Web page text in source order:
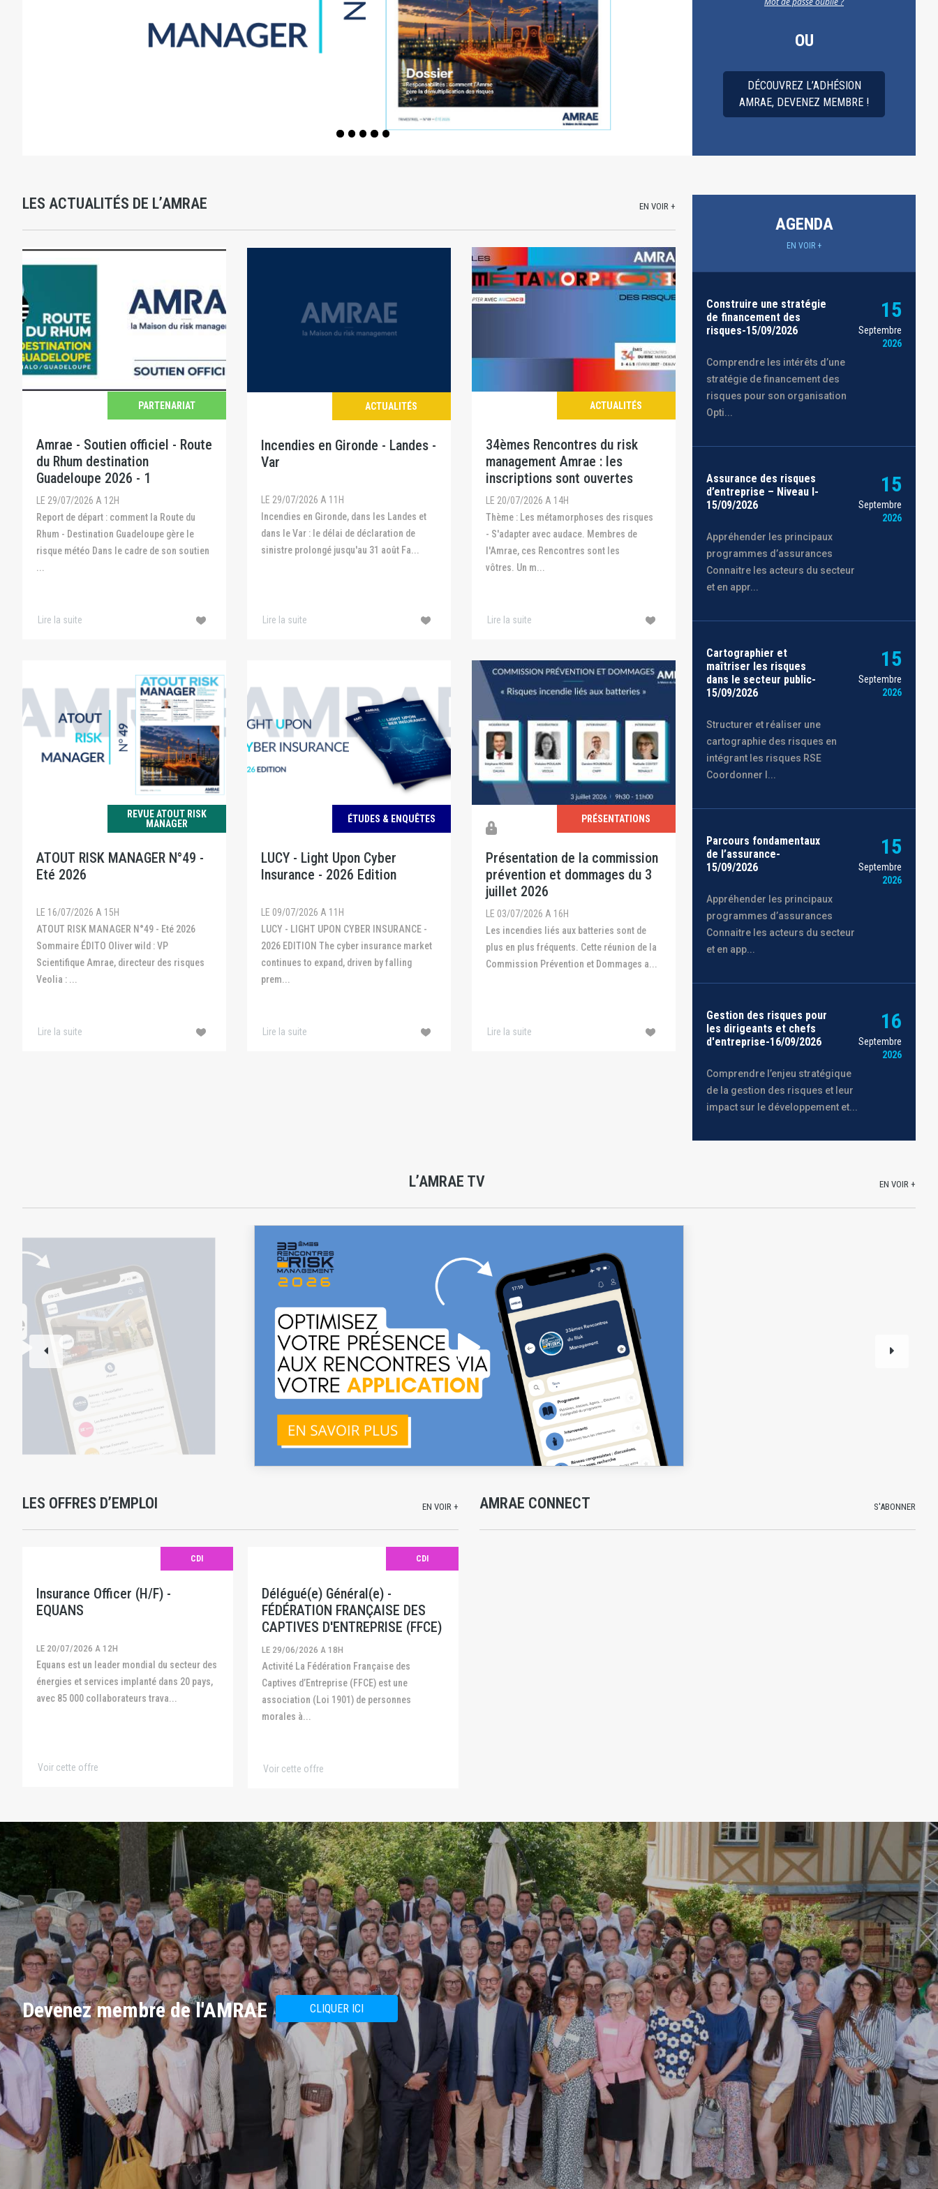
OU
DÉCOUVREZ L’ADHÉSION
AMRAE, DEVENEZ MEMBRE !
LES ACTUALITÉS DE L’AMRAE EN VOIR +
PARTENARIAT
Amrae - Soutien officiel - Route
du Rhum destination
Guadeloupe 2026 - 1
LE 29/07/2026 A 12H
Report de départ : comment la Route du
Rhum - Destination Guadeloupe gère le
risque météo Dans le cadre de son soutien
...
Lire la suite
ACTUALITÉS
Incendies en Gironde - Landes -
Var
LE 29/07/2026 A 11H
dans le Var : le délai de déclaration de
sinistre prolongé jusqu'au 31 août Fa...
Lire la suite
ACTUALITÉS
34èmes Rencontres du risk
management Amrae : les
inscriptions sont ouvertes
LE 20/07/2026 A 14H
Thème : Les métamorphoses des risques
- S'adapter avec audace. Membres de
l'Amrae, ces Rencontres sont les
vôtres. Un m...
Lire la suite
REVUE ATOUT RISK
MANAGER
ATOUT RISK MANAGER N°49 -
Eté 2026
LE 16/07/2026 A 15H
ATOUT RISK MANAGER N°49 - Eté 2026
Sommaire ÉDITO Oliver wild : VP
Scientifique Amrae, directeur des risques
Veolia : ...
Lire la suite
ÉTUDES & ENQUÊTES
LUCY - Light Upon Cyber
Insurance - 2026 Edition
LE 09/07/2026 A 11H
LUCY - LIGHT UPON CYBER INSURANCE -
2026 EDITION The cyber insurance market
continues to expand, driven by falling
prem...
Lire la suite
PRÉSENTATIONS
Présentation de la commission
prévention et dommages du 3
juillet 2026
LE 03/07/2026 A 16H
Les incendies liés aux batteries sont de
plus en plus fréquents. Cette réunion de la
Commission Prévention et Dommages a...
Lire la suite
AGENDA
EN VOIR +
Construire une stratégie
de financement des
risques-15/09/2026
Comprendre les intérêts d’une
stratégie de financement des
risques pour son organisation
Opti...
15
Septembre
2026
Assurance des risques
d’entreprise – Niveau I-
15/09/2026
Appréhender les principaux
programmes d’assurances
Connaitre les acteurs du secteur
et en appr...
15
Septembre
2026
Cartographier et
maîtriser les risques
dans le secteur public-
15/09/2026
Structurer et réaliser une
cartographie des risques en
intégrant les risques RSE
Coordonner l...
15
Septembre
2026
Parcours fondamentaux
de l’assurance-
15/09/2026
Appréhender les principaux
programmes d’assurances
Connaitre les acteurs du secteur
et en app...
15
Septembre
2026
Gestion des risques pour
les dirigeants et chefs
d'entreprise-16/09/2026
Comprendre l’enjeu stratégique
de la gestion des risques et leur
impact sur le développement et...
16
Septembre
2026
L’AMRAE TV EN VOIR +
LES OFFRES D’EMPLOI EN VOIR +
CDI
Insurance Officer (H/F) -
EQUANS
LE 20/07/2026 A 12H
Equans est un leader mondial du secteur des
énergies et services implanté dans 20 pays,
avec 85 000 collaborateurs trava...
Voir cette offre
CDI
Délégué(e) Général(e) -
FÉDÉRATION FRANÇAISE DES
CAPTIVES D'ENTREPRISE (FFCE)
LE 29/06/2026 A 18H
Activité La Fédération Française des
Captives d’Entreprise (FFCE) est une
association (Loi 1901) de personnes
morales à...
Voir cette offre
AMRAE CONNECT S'ABONNER
Devenez membre de l'AMRAE CLIQUER ICI